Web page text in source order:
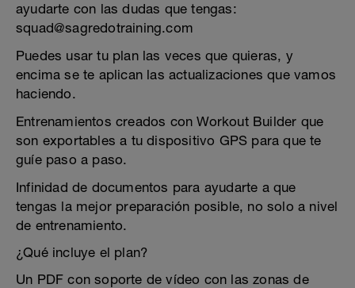
ayudarte con las dudas que tengas:
squad@sagredotraining.com
Puedes usar tu plan las veces que quieras, y
encima se te aplican las actualizaciones que vamos
haciendo.
Entrenamientos creados con Workout Builder que
son exportables a tu dispositivo GPS para que te
guíe paso a paso.
Infinidad de documentos para ayudarte a que
tengas la mejor preparación posible, no solo a nivel
de entrenamiento.
¿Qué incluye el plan?
Un PDF con soporte de vídeo con las zonas de